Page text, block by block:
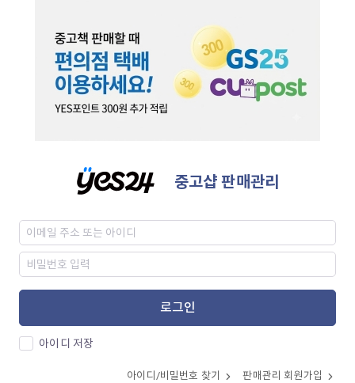
중고샵 판매관리
로그인
아이디 저장
아이디/비밀번호 찾기 판매관리 회원가입